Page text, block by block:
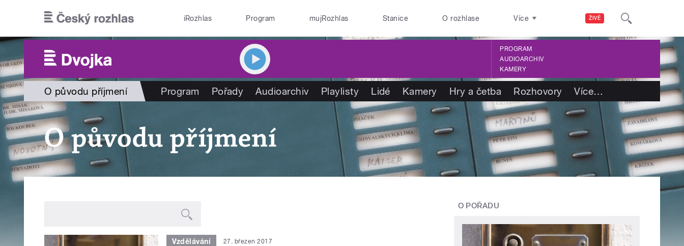
ŽIVĚ
iRozhlas Program mujRozhlas Stanice O rozhlase Více
PROGRAM
AUDIOARCHIV
KAMERY
O původu příjmení Program Pořady Audioarchiv Playlisty Lidé Kamery Hry a četba Rozhovory Více…
Vzdělávání 27. březen 2017
O POŘADU